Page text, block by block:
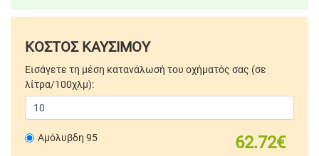
ΚΟΣΤΟΣ ΚΑΥΣΙΜΟΥ
Εισάγετε τη μέση κατανάλωσή του οχήματός σας (σε
λίτρα/100χλμ):
62.72€
Αμόλυβδη 95